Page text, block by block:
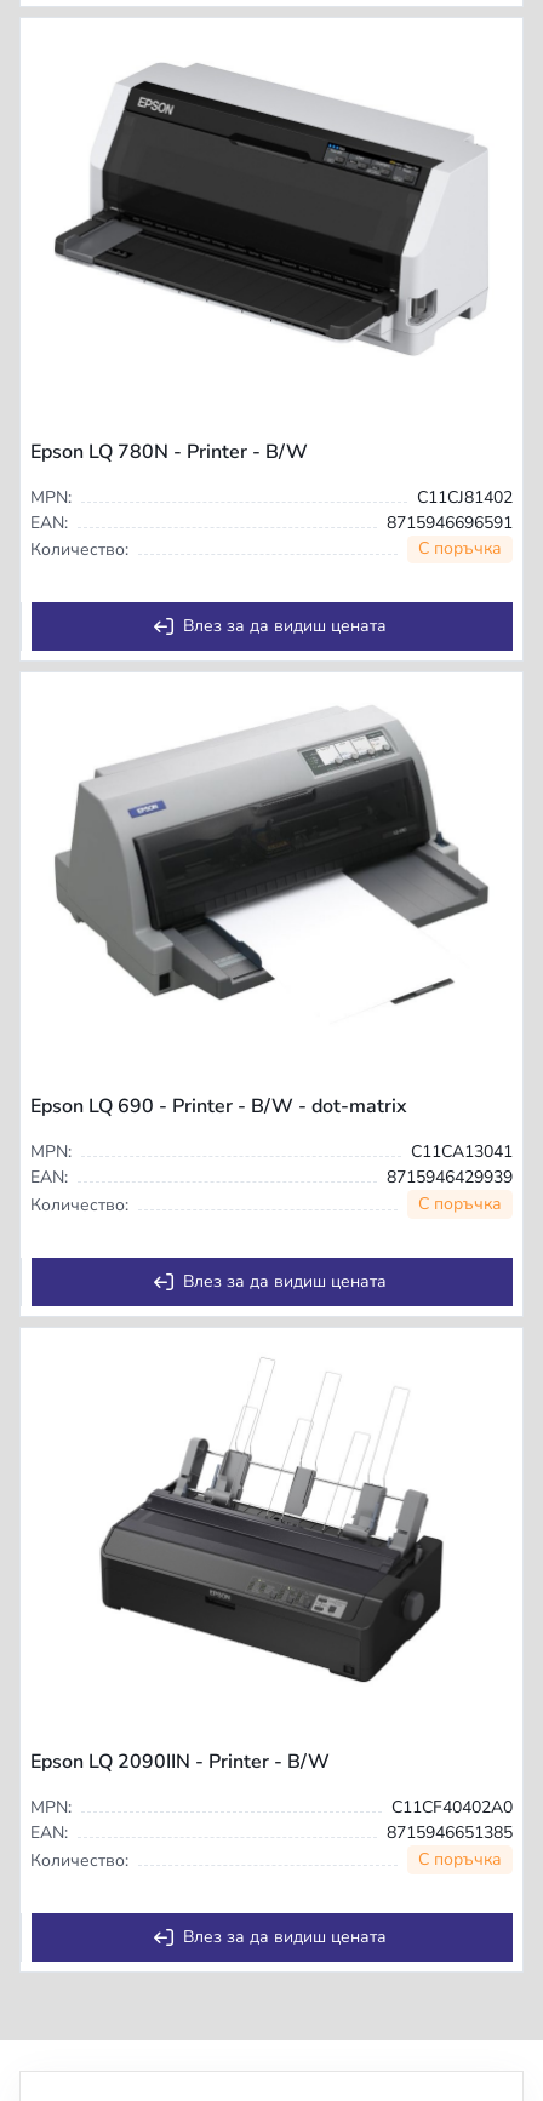
Epson LQ 780N - Printer - B/W
MPN:
C11CJ81402
EAN:
8715946696591
Количество:
С поръчка
Влез за да видиш цената
Epson LQ 690 - Printer - B/W - dot-matrix
MPN:
C11CA13041
EAN:
8715946429939
Количество:
С поръчка
Влез за да видиш цената
Epson LQ 2090IIN - Printer - B/W
MPN:
C11CF40402A0
EAN:
8715946651385
Количество:
С поръчка
Влез за да видиш цената